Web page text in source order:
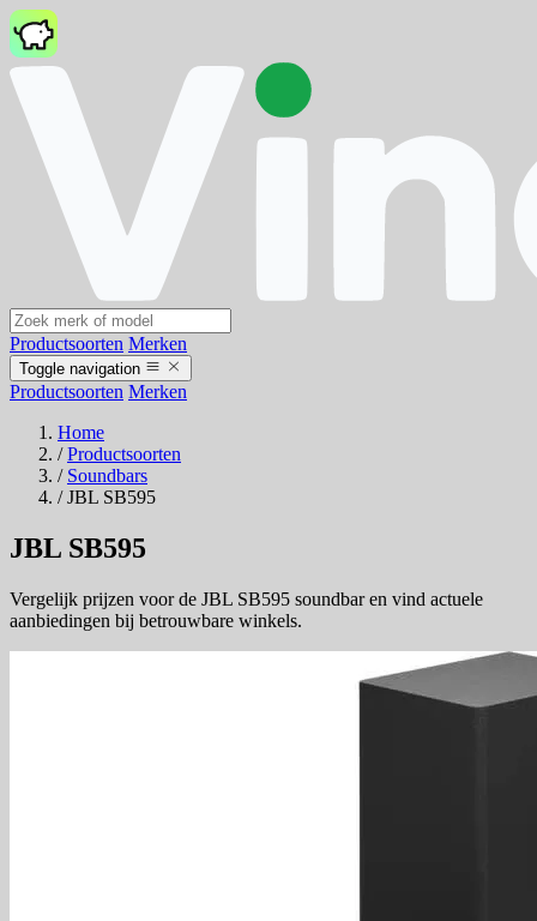
Productsoorten Merken
Toggle navigation
Productsoorten Merken
Home
/ Productsoorten
/ Soundbars
/ JBL SB595
JBL SB595
Vergelijk prijzen voor de JBL SB595 soundbar en vind actuele
aanbiedingen bij betrouwbare winkels.